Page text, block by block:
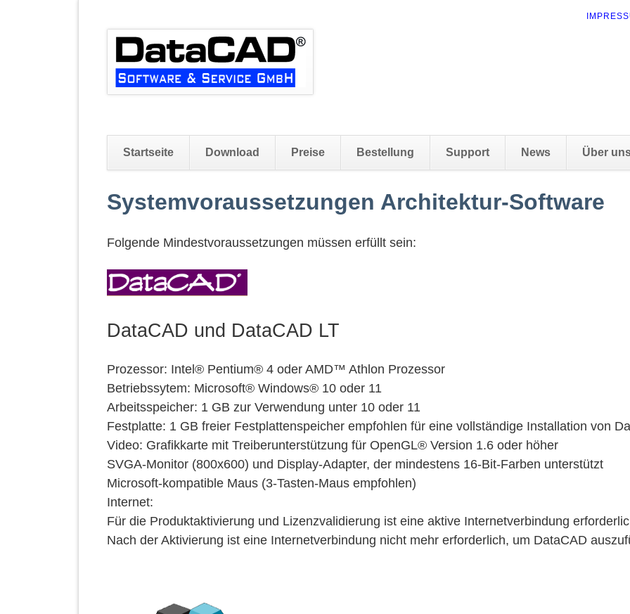
Startseite Download Preise Bestellung Support News Über
überspringen
Systemvoraussetzungen Architektur-Software
Folgende Mindestvoraussetzungen müssen erfüllt sein:
DataCAD und DataCAD LT
Prozessor: Intel® Pentium® 4 oder AMD™ Athlon Prozessor
Betriebssytem: Microsoft® Windows® 10 oder 11
Arbeitsspeicher: 1 GB zur Verwendung unter 10 oder 11
Festplatte: 1 GB freier Festplattenspeicher empfohlen für eine vollständige Installation von
Video: Grafikkarte mit Treiberunterstützung für OpenGL® Version 1.6 oder höher
SVGA-Monitor (800x600) und Display-Adapter, der mindestens 16-Bit-Farben unterstützt
Microsoft-kompatible Maus (3-Tasten-Maus empfohlen)
Internet:
Für die Produktaktivierung und Lizenzvalidierung ist eine aktive Internetverbindung
Nach der Aktivierung ist eine Internetverbindung nicht mehr erforderlich, um DataCAD